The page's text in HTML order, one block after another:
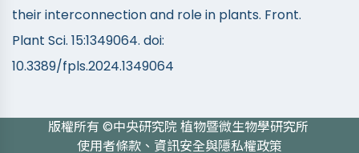
their interconnection and role in plants. Front.
Plant Sci. 15:1349064. doi:
10.3389/fpls.2024.1349064
版權所有 ©中央研究院 植物暨微生物學研究所
使用者條款、資訊安全與隱私權政策